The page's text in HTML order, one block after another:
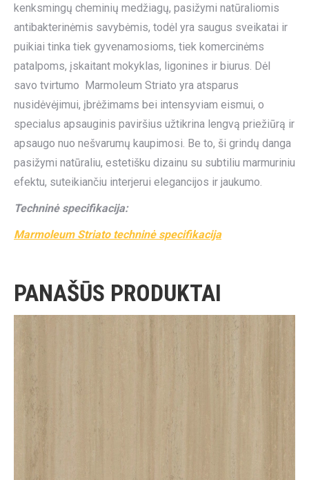
kenksmingų cheminių medžiagų, pasižymi natūraliomis
antibakterinėmis savybėmis, todėl yra saugus sveikatai ir
puikiai tinka tiek gyvenamosioms, tiek komercinėms
patalpoms, įskaitant mokyklas, ligonines ir biurus. Dėl
savo tvirtumo Marmoleum Striato yra atsparus
nusidėvėjimui, įbrėžimams bei intensyviam eismui, o
specialus apsauginis paviršius užtikrina lengvą priežiūrą ir
apsaugo nuo nešvarumų kaupimosi. Be to, ši grindų danga
pasižymi natūraliu, estetišku dizainu su subtiliu marmuriniu
efektu, suteikiančiu interjerui elegancijos ir jaukumo.
Techninė specifikacija:
Marmoleum Striato techninė specifikacija
PANAŠŪS PRODUKTAI